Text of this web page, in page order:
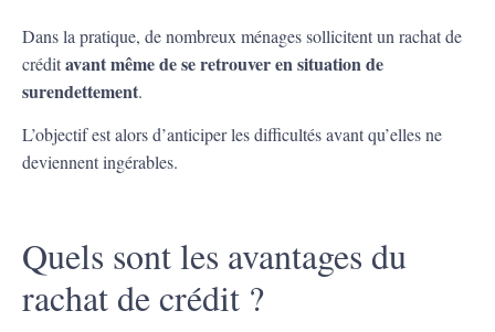
Dans la pratique, de nombreux ménages sollicitent un rachat de
créditavant même de se retrouver en situation de
surendettement.
L’objectif est alors d’anticiper les difficultés avant qu’elles ne
deviennent ingérables.
Quels sont les avantages du
rachat de crédit ?